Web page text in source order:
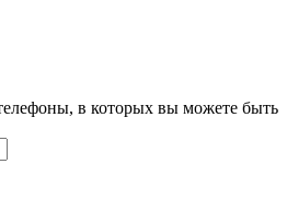
в которых вы можете быть